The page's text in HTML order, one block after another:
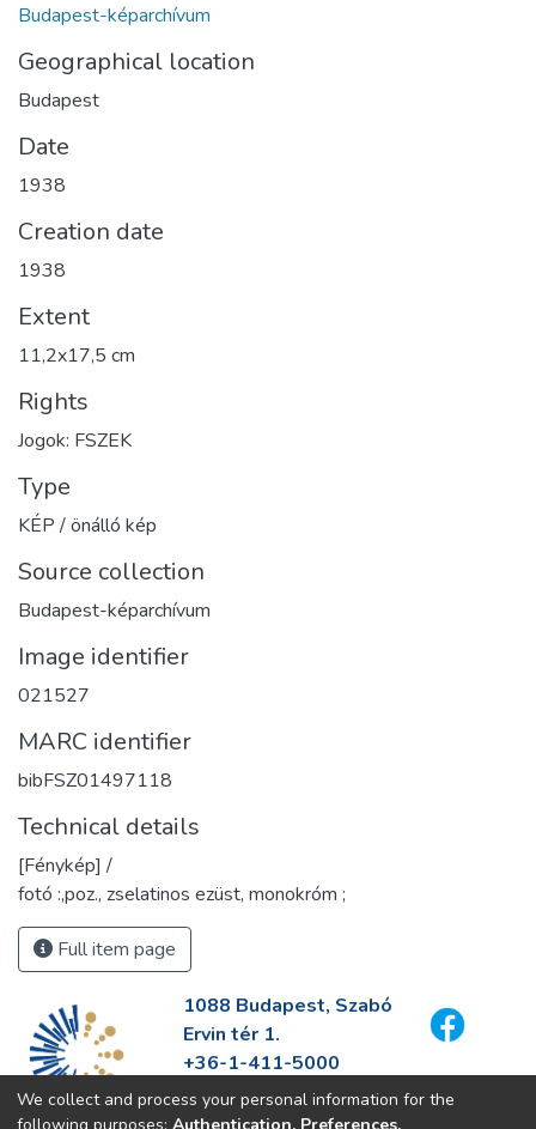
Budapest-képarchívum
Geographical location
Budapest
Date
1938
Creation date
1938
Extent
11,2x17,5 cm
Rights
Jogok: FSZEK
Type
KÉP / önálló kép
Source collection
Budapest-képarchívum
Image identifier
021527
MARC identifier
bibFSZ01497118
Technical details
[Fénykép] /
fotó :,poz., zselatinos ezüst, monokróm ;
Full item page
1088 Budapest, Szabó
Ervin tér 1.
+36-1-411-5000
info@fszek.hu
https://fszek.hu
We collect and process your personal information for the